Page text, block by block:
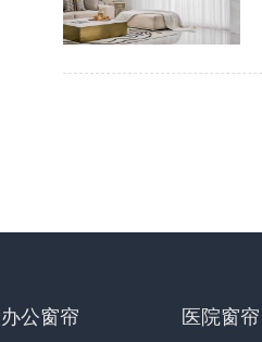
办公窗帘 医院窗帘